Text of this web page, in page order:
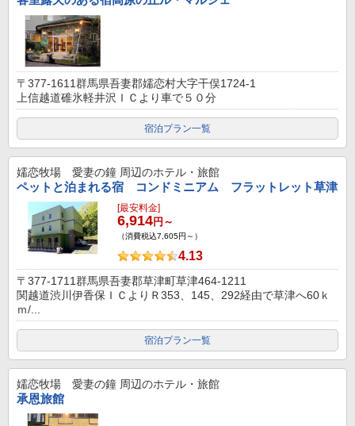
〒377-1611群馬県吾妻郡嬬恋村大字干俣1724-1
上信越道碓氷軽井沢ＩＣより車で５０分
宿泊プラン一覧
嬬恋牧場 愛妻の鐘 周辺のホテル・旅館
ペットと泊まれる宿 コンドミニアム フラットレット草津
[最安料金]
6,914円～
（消費税込7,605円～）
4.13
〒377-1711群馬県吾妻郡草津町草津464-1211
関越道渋川伊香保ＩＣよりＲ353、145、292経由で草津へ60ｋ
ｍ/...
宿泊プラン一覧
嬬恋牧場 愛妻の鐘 周辺のホテル・旅館
承恩旅館